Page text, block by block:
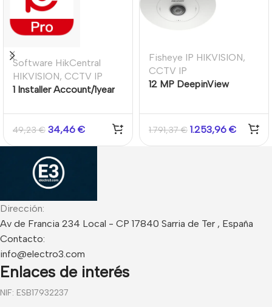
Software HikCentral
HIKVISION, CCTV IP
1 Installer Account/1year
49,23€ 34,46 €
Fisheye IP HIKVISION,
CCTV IP
12 MP DeepinView
1.791,37€ 1.253,96 €
Dirección:
Av de Francia 234 Local - CP 17840 Sarria de Ter , España
Contacto:
info@electro3.com
Enlaces de interés
NIF: ESB17932237